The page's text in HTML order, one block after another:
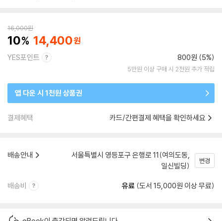
16,000원
10 14,400
YES포인트 800원 (5%)
5만원 이상 구매 시 2천원 추가 적립
앱 다운 시 1천원 상품권
결제혜택 카드/간편결제 혜택을 확인하세요
배송안내
서울특별시 영등포구 은행로 11(여의도동,
일신빌딩)
변경
배송비 유료 (도서 15,000원 이상 무료)